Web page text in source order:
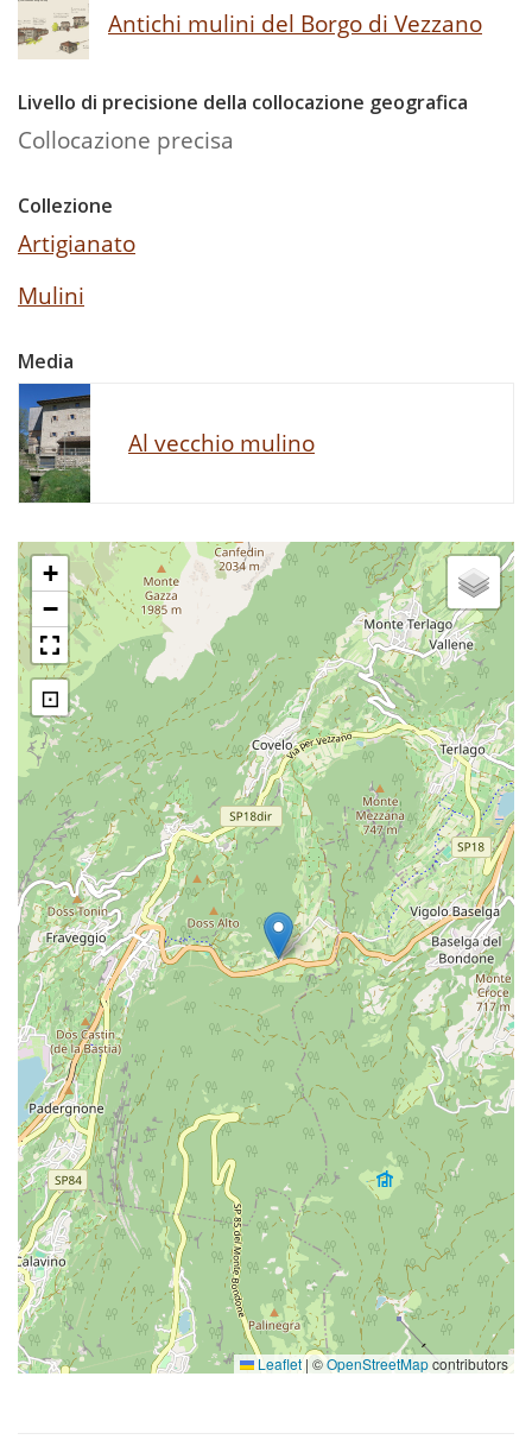
Antichi mulini del Borgo di Vezzano
Livello di precisione della collocazione geografica
Collocazione precisa
Collezione
Artigianato
Mulini
Media
Al vecchio mulino
+
−
⊡
Leaflet | ©OpenStreetMapcontributors